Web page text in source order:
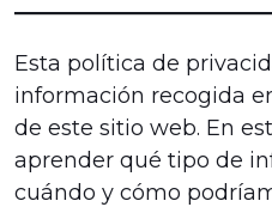
Esta política de
información recogida
de este sitio web. En
aprender qué tipo de
cuándo y cómo